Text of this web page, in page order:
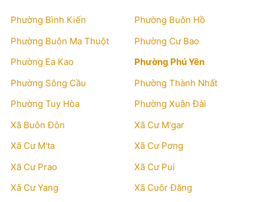
Phường Bình Kiến
Phường Buôn Hồ
Phường Buôn Ma Thuột
Phường Cư Bao
Phường Ea Kao
Phường Phú Yên
Phường Sông Cầu
Phường Thành Nhất
Phường Tuy Hòa
Phường Xuân Đài
Xã Buôn Đôn
Xã Cư M'gar
Xã Cư M'ta
Xã Cư Pơng
Xã Cư Prao
Xã Cư Pui
Xã Cư Yang
Xã Cuôr Đăng